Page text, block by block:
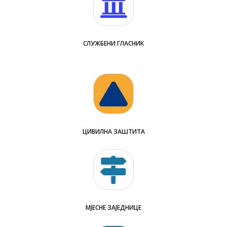
СЛУЖБЕНИ ГЛАСНИК
ЦИВИЛНА ЗАШТИТА
МЈЕСНЕ ЗАЈЕДНИЦЕ